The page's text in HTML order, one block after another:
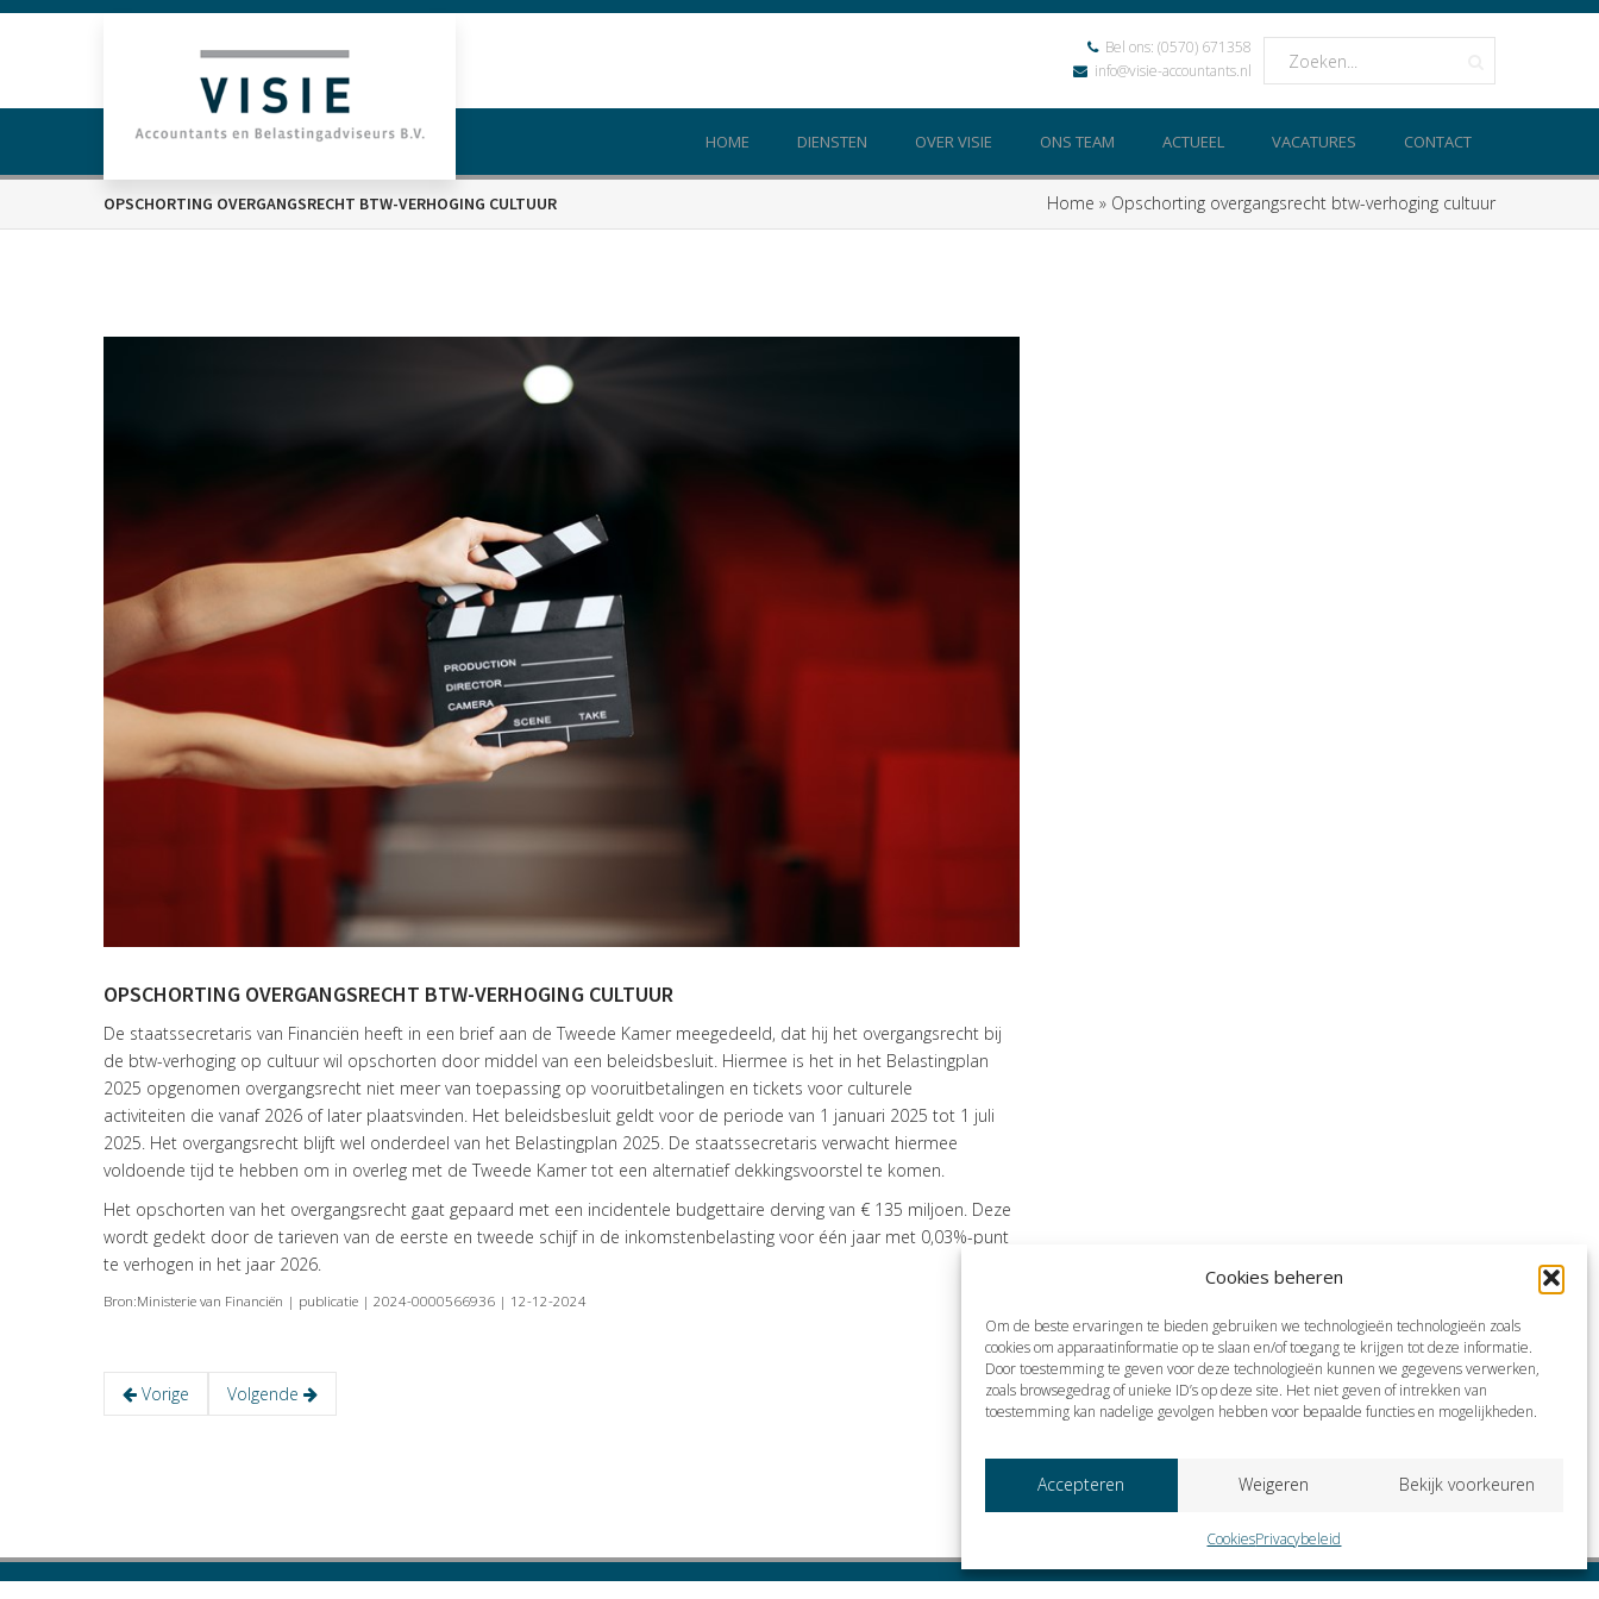
Cookies beheren
Om de beste ervaringen te bieden gebruiken we technologieën technologieën zoals
cookies om apparaatinformatie op te slaan en/of toegang te krijgen tot deze informatie.
Door toestemming te geven voor deze technologieën kunnen we gegevens verwerken,
zoals browsegedrag of unieke ID’s op deze site. Het niet geven of intrekken van
toestemming kan nadelige gevolgen hebben voor bepaalde functies en mogelijkheden.
Accepteren Weigeren Bekijk voorkeuren
CookiesPrivacybeleid
Bel ons: (0570) 671358
info@visie-accountants.nl
HOME DIENSTEN OVER VISIE ONS TEAM ACTUEEL VACATURES CONTACT
OPSCHORTING OVERGANGSRECHT BTW-VERHOGING CULTUUR Home » Opschorting overgangsrecht btw-verhoging cultuur
OPSCHORTING OVERGANGSRECHT BTW-VERHOGING CULTUUR
De staatssecretaris van Financiën heeft in een brief aan de Tweede Kamer meegedeeld, dat hij het overgangsrecht bij
de btw-verhoging op cultuur wil opschorten door middel van een beleidsbesluit. Hiermee is het in het Belastingplan
2025 opgenomen overgangsrecht niet meer van toepassing op vooruitbetalingen en tickets voor culturele
activiteiten die vanaf 2026 of later plaatsvinden. Het beleidsbesluit geldt voor de periode van 1 januari 2025 tot 1 juli
2025. Het overgangsrecht blijft wel onderdeel van het Belastingplan 2025. De staatssecretaris verwacht hiermee
voldoende tijd te hebben om in overleg met de Tweede Kamer tot een alternatief dekkingsvoorstel te komen.
Het opschorten van het overgangsrecht gaat gepaard met een incidentele budgettaire derving van € 135 miljoen. Deze
wordt gedekt door de tarieven van de eerste en tweede schijf in de inkomstenbelasting voor één jaar met 0,03%-punt
te verhogen in het jaar 2026.
Bron:Ministerie van Financiën | publicatie | 2024-0000566936 | 12-12-2024
Vorige Volgende